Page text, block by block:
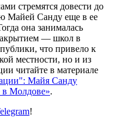
стремятся довести до
Майей Санду еще в ее
она занималась
— школ в
что привело к
местности, но и из
читайте в материале
Майя Санду
в Молдове».
!